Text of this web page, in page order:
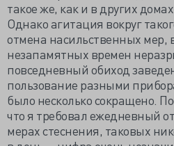
такое же, как и в других
Однако агитация вокруг
отмена насильственных мер,
незапамятных времен
повседневный обиход
пользование разными
было несколько сокращено.
что я требовал ежедневный
мерах стеснения, таковых